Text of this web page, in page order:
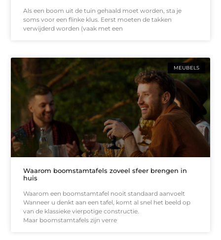
Als een boom uit de tuin gehaald moet worden, sta je
soms voor een flinke klus. Eerst moeten de takken
verwijderd worden (vaak met een
MEUBELS
Waarom boomstamtafels zoveel sfeer brengen in
huis
Waarom een boomstamtafel nooit standaard aanvoelt
Wanneer u denkt aan een tafel, komt al snel het beeld op
van de klassieke vierpotige constructie.
Maar boomstamtafels zijn verre